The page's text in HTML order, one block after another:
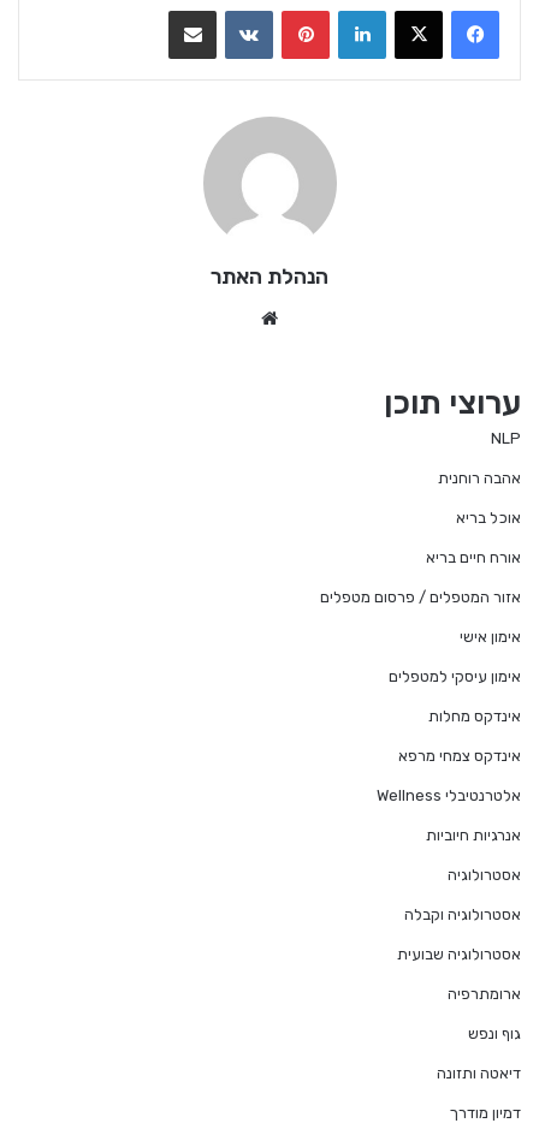
LinkedIn
VKontakte
הנהלת האתר
ערוצי תוכן
NLP
אהבה רוחנית
אוכל בריא
אורח חיים בריא
אזור המטפלים / פרסום מטפלים
אימון אישי
אימון עיסקי למטפלים
אינדקס מחלות
אינדקס צמחי מרפא
אלטרנטיבלי Wellness
אנרגיות חיוביות
אסטרולוגיה
אסטרולוגיה וקבלה
אסטרולוגיה שבועית
ארומתרפיה
גוף ונפש
דיאטה ותזונה
דמיון מודרך